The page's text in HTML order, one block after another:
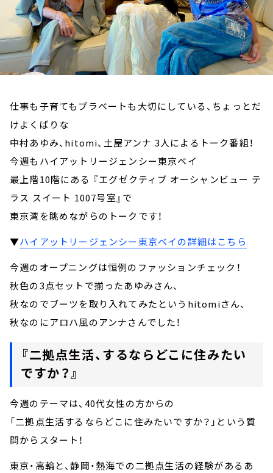
仕事も子育てもプラベートも大切にしている、ちょっとだ
けよくばりな
中村あゆみ、hitomi、土屋アンナ 3人によるトーク番組！
今週もハイアットリージェンシー東京ベイ
最上階10階にある 『エグゼクティブ オーシャンビュー テ
ラス スイート 1007号室』で
東京湾を眺めながらのトークです！
▼ハイアットリージェンシー東京ベイの詳細はこちら
今週のオープニングは恒例のファッションチェック！
秋色の3点セットで揃ったあゆみさん、
秋なのでブーツを取り入れてみたというhitomiさん、
秋なのにアロハ風のアンナさんでした！
『二拠点生活、するならどこに住みたい
ですか？』
今週のテーマは、40代女性の方からの
「二拠点生活するならどこに住みたいですか？」という質
問からスタート！
東京・高輪と、静岡・熱海での二拠点生活の経験があるあ